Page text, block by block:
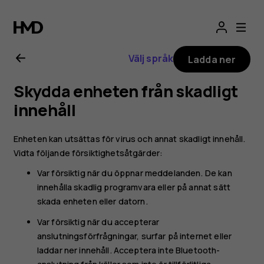
för
Nokia
G10
Välj språk Ladda ner
Skydda enheten från skadligt
innehåll
Enheten kan utsättas för virus och annat skadligt innehåll.
Vidta följande försiktighetsåtgärder:
Var försiktig när du öppnar meddelanden. De kan
innehålla skadlig programvara eller på annat sätt
skada enheten eller datorn.
Var försiktig när du accepterar
anslutningsförfrågningar, surfar på internet eller
laddar ner innehåll. Acceptera inte Bluetooth-